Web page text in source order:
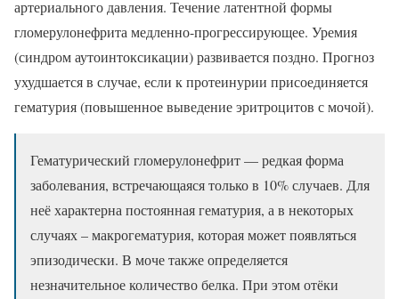
артериального давления. Течение латентной формы
гломерулонефрита медленно-прогрессирующее. Уремия
(синдром аутоинтоксикации) развивается поздно. Прогноз
ухудшается в случае, если к протеинурии присоединяется
гематурия (повышенное выведение эритроцитов с мочой).
Гематурический гломерулонефрит — редкая форма
заболевания, встречающаяся только в 10% случаев. Для
неё характерна постоянная гематурия, а в некоторых
случаях – макрогематурия, которая может появляться
эпизодически. В моче также определяется
незначительное количество белка. При этом отёки